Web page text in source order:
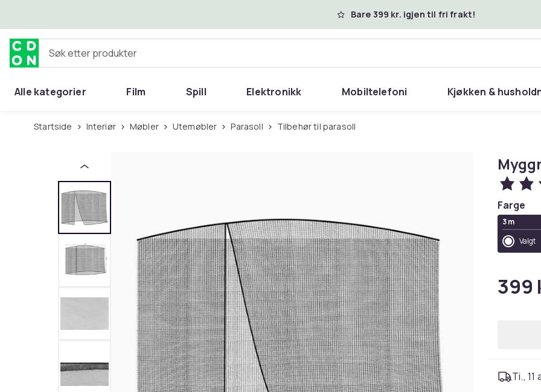
Bare 399 kr. igjen til fri frakt!
Søk etter produkter
Alle kategorier Film Spill Elektronikk Mobiltelefoni Kjøkken &
Startside Interiør Møbler Utemøbler Parasoll Tilbehør til parasoll
Farge
3 m
Valgt
399
Ti., 11